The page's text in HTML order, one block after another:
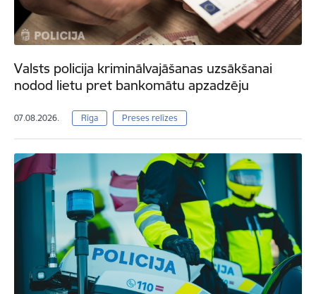
Valsts policija kriminālvajāšanas uzsākšanai
nodod lietu pret bankomātu apzadzēju
07.08.2026. Rīga Preses relīzes